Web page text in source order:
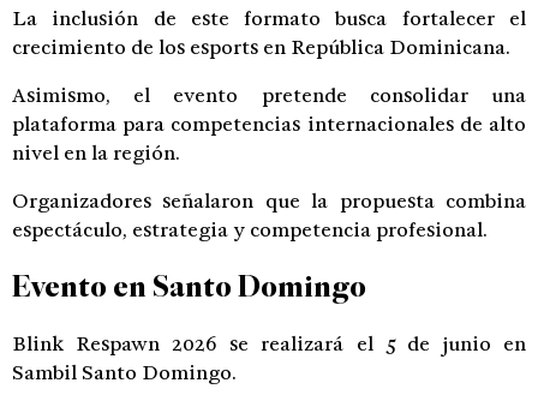
La inclusión de este formato busca fortalecer el
crecimiento de los esports en República Dominicana.
Asimismo, el evento pretende consolidar una
plataforma para competencias internacionales de alto
nivel en la región.
Organizadores señalaron que la propuesta combina
espectáculo, estrategia y competencia profesional.
Evento en Santo Domingo
Blink Respawn 2026 se realizará el 5 de junio en
Sambil Santo Domingo.